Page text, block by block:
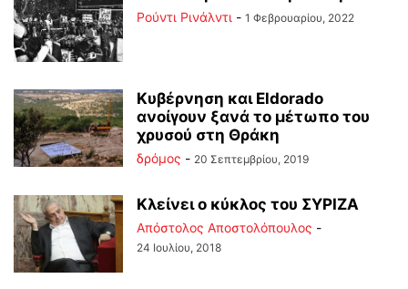
Ρούντι Ρινάλντι - 1 Φεβρουαρίου, 2022
Kυβέρνηση και Eldorado
ανοίγουν ξανά το μέτωπο του
χρυσού στη Θράκη
δρόμος - 20 Σεπτεμβρίου, 2019
Κλείνει ο κύκλος του ΣΥΡΙΖΑ
Απόστολος Αποστολόπουλος -
24 Ιουλίου, 2018